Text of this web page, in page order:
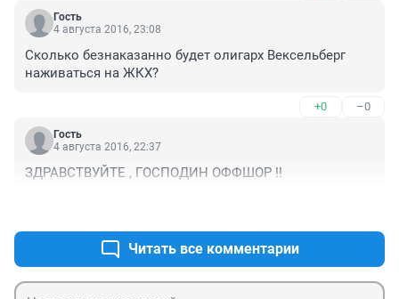
Гость
4 августа 2016, 23:08
Сколько безнаказанно будет олигарх Вексельберг
наживаться на ЖКХ?
+0 –0
Гость
4 августа 2016, 22:37
ЗДРАВСТВУЙТЕ , ГОСПОДИН ОФФШОР !!
Читать все комментарии